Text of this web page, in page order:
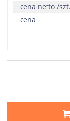
cena netto /szt.
cena